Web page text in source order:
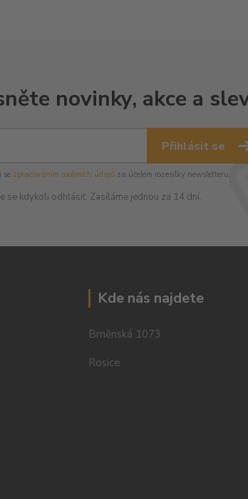
novinky, akce a
Přihlásit se
se zpracováním osobních údajůza účelem rozesílky newsletteru.
se kdykoli odhlásit. Zasíláme jednou za 14 dní.
Kde nás najdete
Brněnská 1073
Rosice